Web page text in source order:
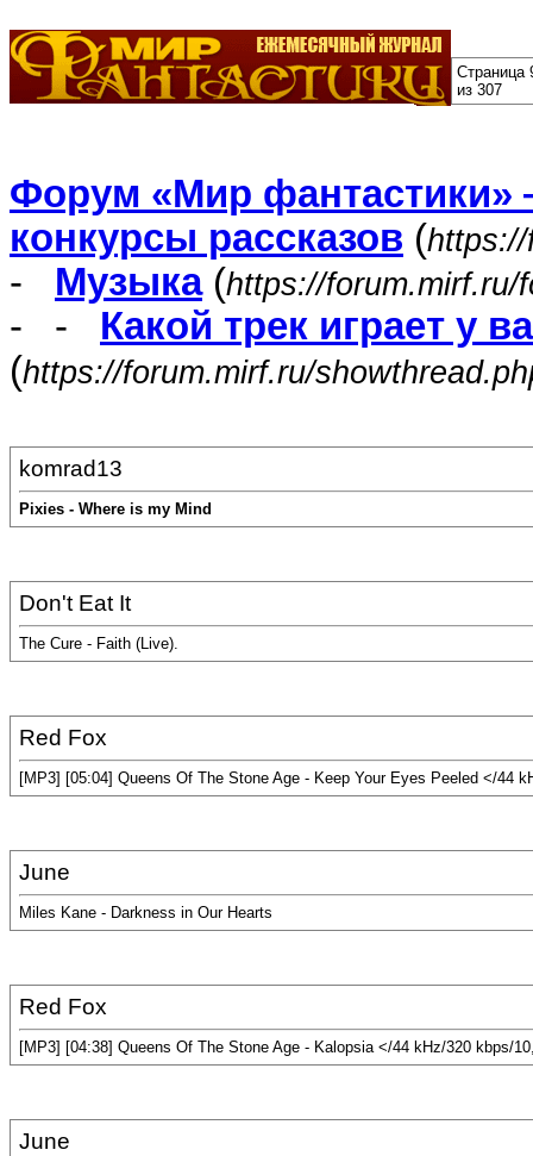
Страница
из 307
Форум «Мир фантастики»
конкурсы рассказов (
- Музыка(https://forum.mirf.ru/
- - Какой трек играет у
(https://forum.mirf.ru/
komrad13
Pixies - Where is my Mind
Don't Eat It
The Cure - Faith (Live).
Red Fox
[MP3] [05:04] Queens Of The Stone Age - Keep Your Eyes Peeled </44
June
Miles Kane - Darkness in Our Hearts
Red Fox
[MP3] [04:38] Queens Of The Stone Age - Kalopsia </44 kHz/320 kbps/
June